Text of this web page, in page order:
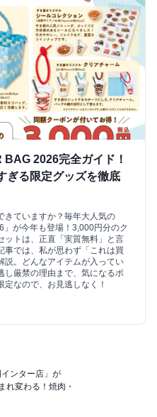
BAG 2026完全ガイド！
ぎる限定グッズを徹底
きていますか？毎年大人気の
」が今年も登場！3,000円分のク
ットは、正直「実質無料」と言
事では、私が思わず「これは買
説。どんなアイテムが入ってい
し厳禁の理由まで、気になるポ
なので、お見逃しなく！
ンター店」が
れ変わる！焼肉・